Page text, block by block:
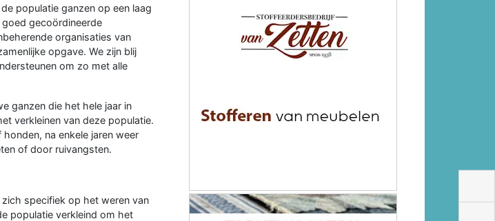
populatie ganzen op een laag
gecoördineerde
organisaties van
opgave. We zijn blij
om zo met alle
ganzen die het hele jaar in
verkleinen van deze populatie.
na enkele jaren weer
of door ruivangsten.
specifiek op het weren van
populatie verkleind om het